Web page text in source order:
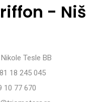
- Niš
Tesle BB
18 245 045
10 77 670